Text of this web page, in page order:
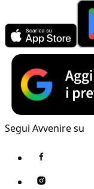
Segui Avvenire su